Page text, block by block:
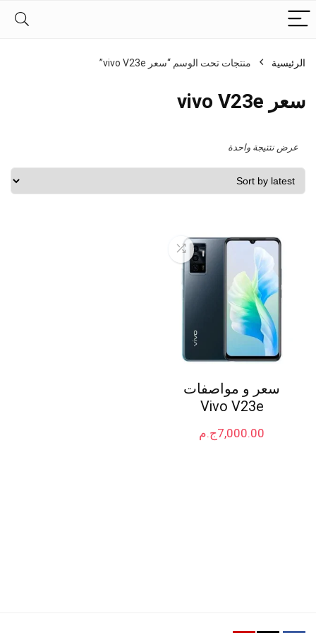
الرئيسية منتجات تحت الوسم “سعر vivo V23e”
سعر vivo V23e
عرض نتتيجة واحدة
سعر و مواصفات
Vivo V23e
ج.م7,000.00